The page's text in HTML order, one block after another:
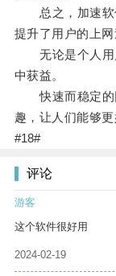
总之，加速软
提升了用户的上
无论是个人用
中获益。
快速而稳定的
趣，让人们能够
#18#
评论
游客
这个软件很好用
2024-02-19